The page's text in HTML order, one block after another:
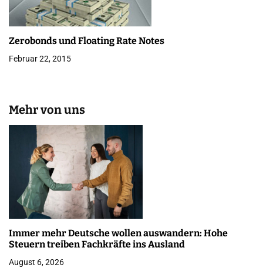
Zerobonds und Floating Rate Notes
Februar 22, 2015
Mehr von uns
Immer mehr Deutsche wollen auswandern: Hohe
Steuern treiben Fachkräfte ins Ausland
August 6, 2026